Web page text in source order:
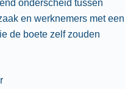
onderscheid tussen
en werknemers met een
de boete zelf zouden